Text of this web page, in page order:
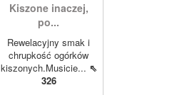
Kiszone inaczej,
po...
Rewelacyjny smak i
chrupkość ogórków
kiszonych.Musicie... ⇖
326